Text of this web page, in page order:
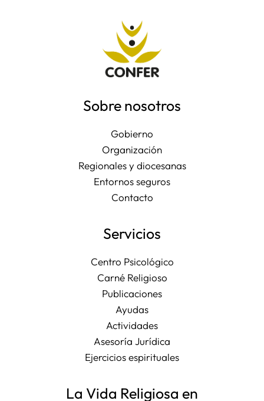
Sobre nosotros
Gobierno
Organización
Regionales y diocesanas
Entornos seguros
Contacto
Servicios
Centro Psicológico
Carné Religioso
Publicaciones
Ayudas
Actividades
Asesoría Jurídica
Ejercicios espirituales
La Vida Religiosa en